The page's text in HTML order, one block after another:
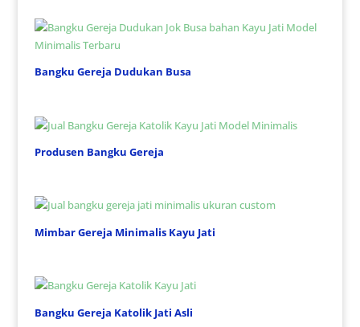
Bangku Gereja Dudukan Busa
Produsen Bangku Gereja
Mimbar Gereja Minimalis Kayu Jati
Bangku Gereja Katolik Jati Asli